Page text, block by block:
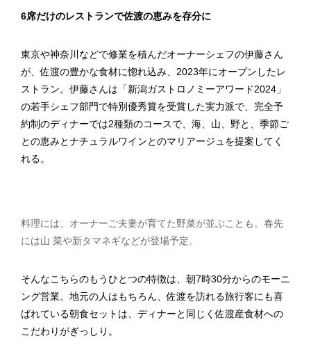
6席だけのレストランで佐渡の恵みを存分に
東京や神奈川などで修業を積んだオーナーシェフの伊藤さん
が、佐渡の豊かな食材に惚れ込み、2023年にオープンしたレ
ストラン。伊藤さんは「新潟ガストロノミーアワード2024」
の若手シェフ部門で特別優秀賞を受賞した実力派で、完全予
約制のディナーでは2種類のコースで、海、山、野と、季節ご
との恵みとナチュラルワインとのマリアージュを提案してく
れる。
料理には、オーナーご夫妻が育てた野菜が並ぶことも。春先
には山 菜や新タマネギなどが登場予定。
そんなこちらのもうひとつの特徴は、朝7時30分からのモーニ
ング営業。地元の人はもちろん、佐渡を訪れる旅行客にも喜
ばれている朝食セットは、ディナーと同じく佐渡産食材への
こだわりがぎっしり。